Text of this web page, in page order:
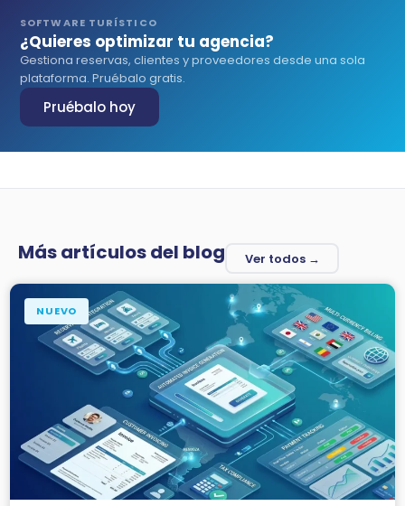
SOFTWARE TURÍSTICO
¿Quieres optimizar tu agencia?
Gestiona reservas, clientes y proveedores desde una sola
plataforma. Pruébalo gratis.
Pruébalo hoy
Más artículos del blog Ver todos →
NUEVO